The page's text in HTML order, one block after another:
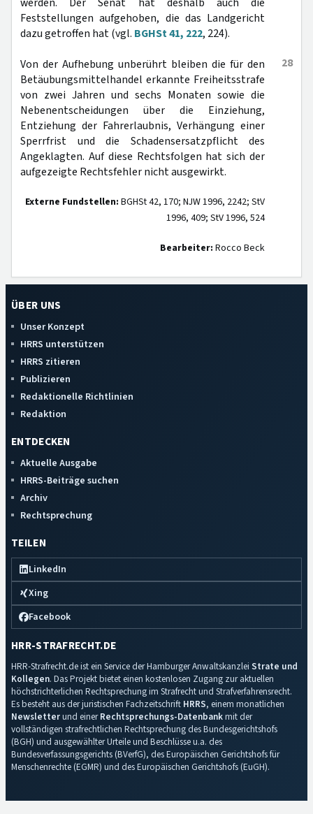
Feststellungen aufgehoben, die das Landgericht
dazu getroffen hat (vgl. BGHSt 41, 222, 224).
28
Von der Aufhebung unberührt bleiben die für den
Betäubungsmittelhandel erkannte Freiheitsstrafe
von zwei Jahren und sechs Monaten sowie die
Nebenentscheidungen über die Einziehung,
Entziehung der Fahrerlaubnis, Verhängung einer
Sperrfrist und die Schadensersatzpflicht des
Angeklagten. Auf diese Rechtsfolgen hat sich der
aufgezeigte Rechtsfehler nicht ausgewirkt.
Externe Fundstellen: BGHSt 42, 170; NJW 1996, 2242; StV
1996, 409; StV 1996, 524
Bearbeiter: Rocco Beck
ÜBER UNS
Unser Konzept
HRRS unterstützen
HRRS zitieren
Publizieren
Redaktionelle Richtlinien
Redaktion
ENTDECKEN
Aktuelle Ausgabe
HRRS-Beiträge suchen
Archiv
Rechtsprechung
TEILEN
LinkedIn
Xing
Facebook
HRR-STRAFRECHT.DE
HRR-Strafrecht.de ist ein Service der Hamburger Anwaltskanzlei Strate und
Kollegen. Das Projekt bietet einen kostenlosen Zugang zur aktuellen
höchstrichterlichen Rechtsprechung im Strafrecht und Strafverfahrensrecht.
Es besteht aus der juristischen Fachzeitschrift HRRS, einem monatlichen
Newsletterund einerRechtsprechungs-Datenbankmit der
vollständigen strafrechtlichen Rechtsprechung des Bundesgerichtshofs
(BGH) und ausgewählter Urteile und Beschlüsse u.a. des
Bundesverfassungsgerichts (BVerfG), des Europäischen Gerichtshofs für
Menschenrechte (EGMR) und des Europäischen Gerichtshofs (EuGH).